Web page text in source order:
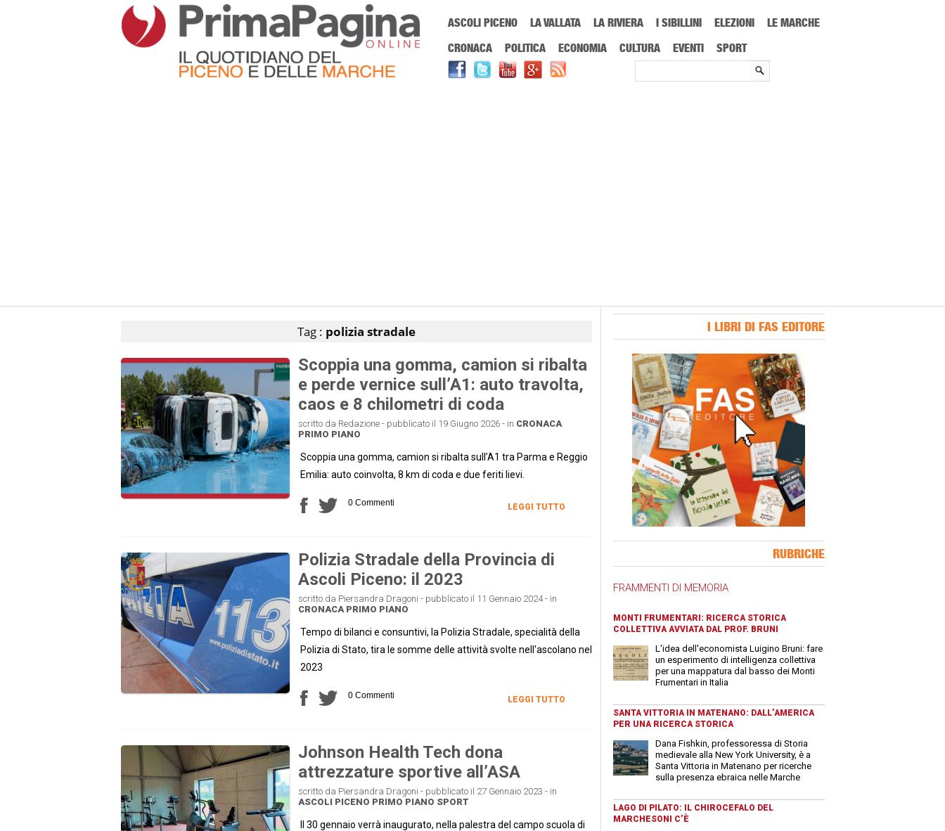
ASCOLI PICENO LA VALLATA LA RIVIERA I SIBILLINI ELEZIONI
LE MARCHE
CRONACA
POLITICA ECONOMIA CULTURA EVENTI SPORT
Tag : polizia stradale
Scoppia una gomma, camion si ribalta
e perde vernice sull’A1: auto travolta,
caos e 8 chilometri di coda
scritto da Redazione - pubblicato il 19 Giugno 2026 - in CRONACA
PRIMO PIANO
Scoppia una gomma, camion si ribalta sull’A1 tra Parma e Reggio
Emilia: auto coinvolta, 8 km di coda e due feriti lievi.
0 Commenti LEGGI TUTTO
Polizia Stradale della Provincia di
Ascoli Piceno: il 2023
scritto da Piersandra Dragoni - pubblicato il 11 Gennaio 2024 - in
CRONACA PRIMO PIANO
Tempo di bilanci e consuntivi, la Polizia Stradale, specialità della
Polizia di Stato, tira le somme delle attività svolte nell'ascolano nel
2023
0 Commenti LEGGI TUTTO
Johnson Health Tech dona
attrezzature sportive all’ASA
scritto da Piersandra Dragoni - pubblicato il 27 Gennaio 2023 - in
ASCOLI PICENO PRIMO PIANO SPORT
Il 30 gennaio verrà inaugurato, nella palestra del campo scuola di
I LIBRI DI FAS EDITORE
RUBRICHE
FRAMMENTI DI MEMORIA
MONTI FRUMENTARI: RICERCA STORICA
COLLETTIVA AVVIATA DAL PROF. BRUNI
L'idea dell'economista Luigino Bruni: fare
un esperimento di intelligenza collettiva
per una mappatura dal basso dei Monti
Frumentari in Italia
SANTA VITTORIA IN MATENANO: DALL’AMERICA
PER UNA RICERCA STORICA
Dana Fishkin, professoressa di Storia
medievale alla New York University, è a
Santa Vittoria in Matenano per ricerche
sulla presenza ebraica nelle Marche
LAGO DI PILATO: IL CHIROCEFALO DEL
MARCHESONI C’È